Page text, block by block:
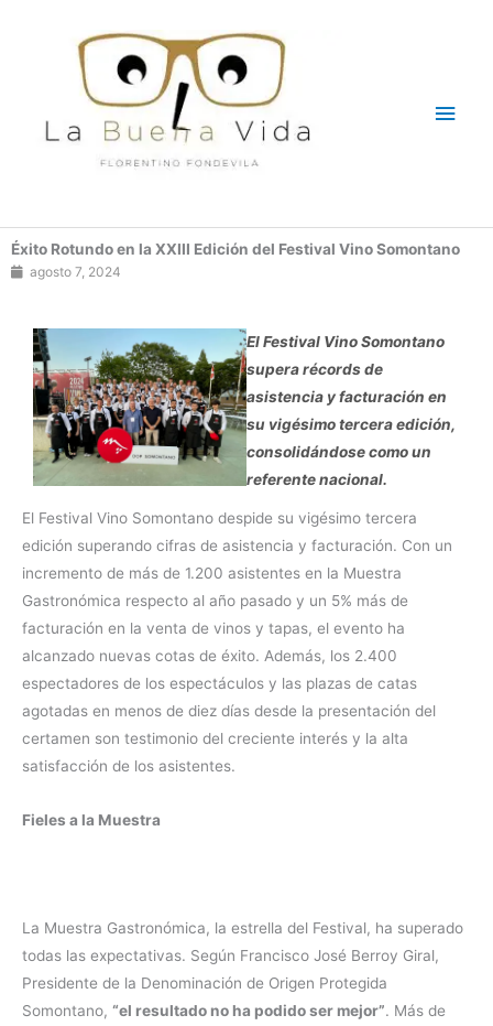
Éxito Rotundo en la XXIII Edición del Festival Vino Somontano
agosto 7, 2024
El Festival Vino Somontano
supera récords de
asistencia y facturación en
su vigésimo tercera edición,
consolidándose como un
referente nacional.
El Festival Vino Somontano despide su vigésimo tercera
edición superando cifras de asistencia y facturación. Con un
incremento de más de 1.200 asistentes en la Muestra
Gastronómica respecto al año pasado y un 5% más de
facturación en la venta de vinos y tapas, el evento ha
alcanzado nuevas cotas de éxito. Además, los 2.400
espectadores de los espectáculos y las plazas de catas
agotadas en menos de diez días desde la presentación del
certamen son testimonio del creciente interés y la alta
satisfacción de los asistentes.
Fieles a la Muestra
La Muestra Gastronómica, la estrella del Festival, ha superado
todas las expectativas. Según Francisco José Berroy Giral,
Presidente de la Denominación de Origen Protegida
Somontano, “el resultado no ha podido ser mejor”. Más de